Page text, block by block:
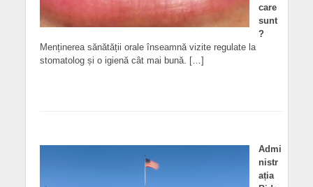
care
sunt
?
Menținerea sănătății orale înseamnă vizite regulate la
stomatolog și o igienă cât mai bună. […]
Admi
nistr
ația